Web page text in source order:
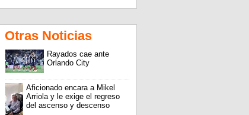
Otras Noticias
Rayados cae ante
Orlando City
Aficionado encara a Mikel
Arriola y le exige el regreso
del ascenso y descenso